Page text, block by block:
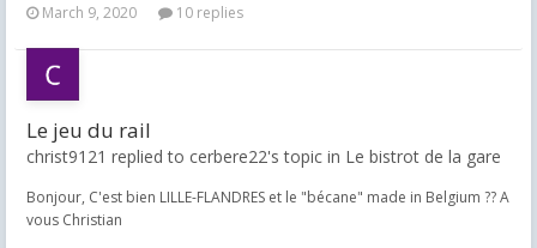
March 9, 2020
10 replies
Le jeu du rail
christ9121 replied to cerbere22's topic in Le bistrot de la gare
Bonjour, C'est bien LILLE-FLANDRES et le "bécane" made in Belgium ?? A
vous Christian